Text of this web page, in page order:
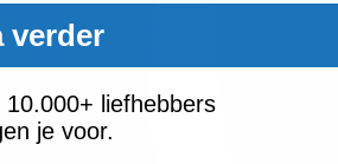
verder
liefhebbers
je voor.